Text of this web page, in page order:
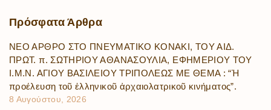
Πρόσφατα Άρθρα
ΝΕΟ ΑΡΘΡΟ ΣΤΟ ΠΝΕΥΜΑΤΙΚΟ ΚΟΝΑΚΙ, ΤΟΥ ΑΙΔ.
ΠΡΩΤ. π. ΣΩΤΗΡΙΟΥ ΑΘΑΝΑΣΟΥΛΙΑ, ΕΦΗΜΕΡΙΟΥ ΤΟΥ
Ι.Μ.Ν. ΑΓΙΟΥ ΒΑΣΙΛΕΙΟΥ ΤΡΙΠΟΛΕΩΣ ΜΕ ΘΕΜΑ : “Ἡ
προέλευση τοῦ ἑλληνικοῦ ἀρχαιολατρικοῦ κινήματος”.
8 Αυγούστου, 2026